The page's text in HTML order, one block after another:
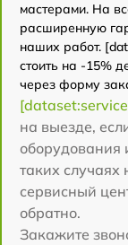
мастерами. На
расширенную
наших работ.
стоить на -15%
через форму
на выезде,
оборудования
таких
сервисный
обратно.
Закажите